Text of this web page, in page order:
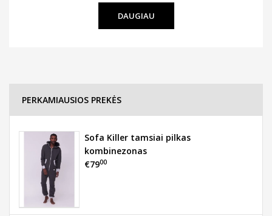
DAUGIAU
PERKAMIAUSIOS PREKĖS
Sofa Killer tamsiai pilkas
kombinezonas
€7900